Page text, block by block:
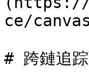
ce/
# 跨鏈追